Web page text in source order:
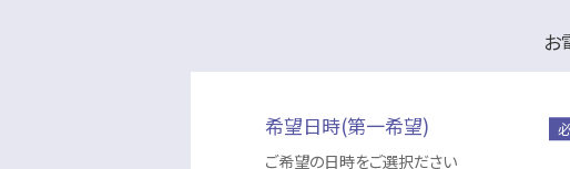
お
希望日時(第一希望)
ご希望の日時をご選択ださい